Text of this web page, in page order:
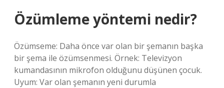
Özümleme yöntemi nedir?
Özümseme: Daha önce var olan bir şemanın başka
bir şema ile özümsenmesi. Örnek: Televizyon
kumandasının mikrofon olduğunu düşünen çocuk.
Uyum: Var olan şemanın yeni durumla